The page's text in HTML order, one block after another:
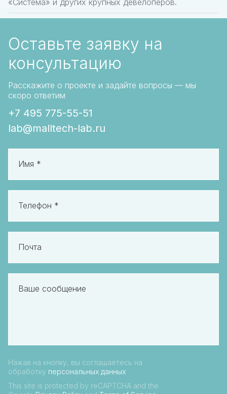
«Система» и других крупных девелоперов.
Оставьте заявку на
консультацию
Расскажите о проекте и задайте вопросы — мы
скоро ответим
+7 495 775-55-51
lab@malltech-lab.ru
Имя *
Телефон *
Почта
Ваше сообщение
Нажав на кнопку, вы соглашаетесь на
обработку персональных данных
This site is protected by reCAPTCHA and the